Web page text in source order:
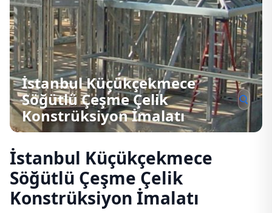
İstanbul Küçükçekmece
Söğütlü Çeşme Çelik
Konstrüksiyon İmalatı
İstanbul Küçükçekmece
Söğütlü Çeşme Çelik
Konstrüksiyon İmalatı